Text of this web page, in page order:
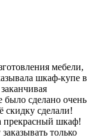
мебели,
шкаф-купе в
сделано очень
скидку сделали!
прекрасный шкаф!
только